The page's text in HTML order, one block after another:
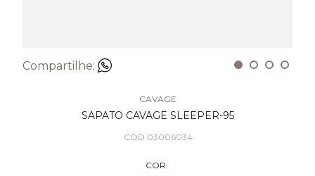
Compartilhe:
CAVAGE
SAPATO CAVAGE SLEEPER-95
COD 03006034
COR